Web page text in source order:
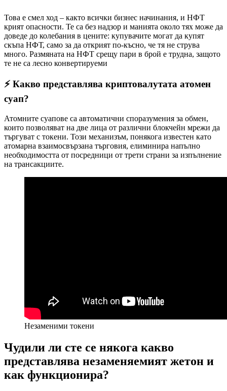
Това е смел ход – както всички бизнес начинания, и НФТ
крият опасности. Те са без надзор и манията около тях може да
доведе до колебания в цените: купувачите могат да купят
скъпа НФТ, само за да открият по-късно, че тя не струва
много. Размяната на НФТ срещу пари в брой е трудна, защото
те не са лесно конвертируеми
⚡️ Какво представлява криптовалутата атомен
суап?
Атомните суапове са автоматични споразумения за обмен,
които позволяват на две лица от различни блокчейн мрежи да
търгуват с токени. Този механизъм, понякога известен като
атомарна взаимосвързана търговия, елиминира напълно
необходимостта от посредници от трети страни за изпълнение
на трансакциите.
Незаменими токени
Чудили ли сте се някога какво
представлява незаменяемият жетон и
как функционира?